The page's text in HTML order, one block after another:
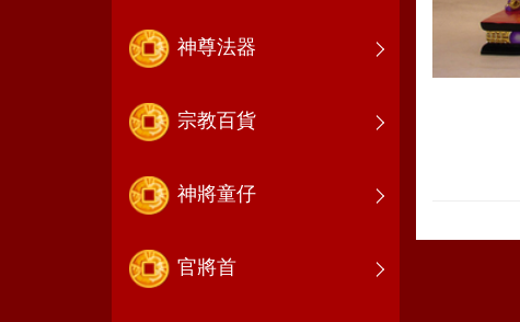
神尊法器
宗教百貨
神將童仔
官將首